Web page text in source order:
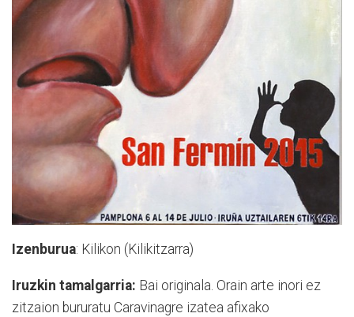
Izenburua: Kilikon (Kilikitzarra)
Iruzkin tamalgarria: Bai originala. Orain arte inori ez
zitzaion bururatu Caravinagre izatea afixako